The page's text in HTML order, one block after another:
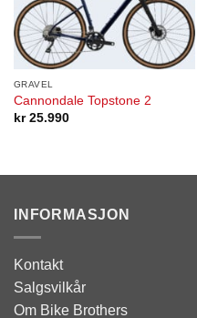
GRAVEL
Cannondale Topstone 2
kr25.990
INFORMASJON
Kontakt
Salgsvilkår
Om Bike Brothers